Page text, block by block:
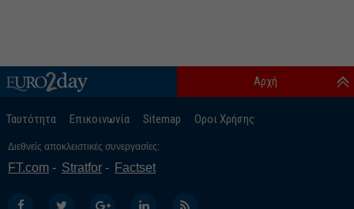
Ταυτότητα Επικοινωνία Sitemap Οροι Χρήσης
Αρχή
Διεθνείς αποκλειστικές συνεργασίες:
FT.com Stratfor Factset